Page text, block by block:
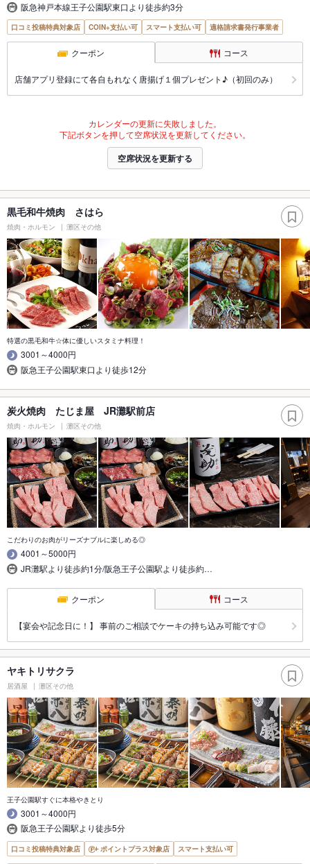
阪急神戸本線王子公園駅東口より徒歩約3分
口コミ投稿特典対象店 COIN+支払い可 スマート支払い可 適格請求書発行事業者
クーポン コース
店舗アプリ登録にて各自もれなく唐揚げ１個プレゼント♪（初回のみ）
カレンダーの更新に失敗しました。
下記ボタンを押して空席状況を更新してください。
空席状況を更新する
黒毛和牛焼肉 さはら
焼肉・ホルモン 灘区その他
特選の黒毛和牛☆体に優しいスタミナ料理！
3001～4000円
阪急王子公園駅東口より徒歩12分
炭火焼肉 たじま屋 JR灘駅前店
焼肉・ホルモン 灘区その他
こだわりのお肉がリーズナブルに楽しめる◎
4001～5000円
JR灘駅より徒歩約1分/阪急王子公園駅より徒歩約…
クーポン コース
【宴会や記念日に！】 事前のご相談でケーキの持ち込み可能です◎
ヤキトリサクラ
居酒屋 灘区その他
王子公園駅すぐに本格やきとり
3001～4000円
阪急王子公園駅より徒歩5分
口コミ投稿特典対象店 ポイントプラス対象店 スマート支払い可